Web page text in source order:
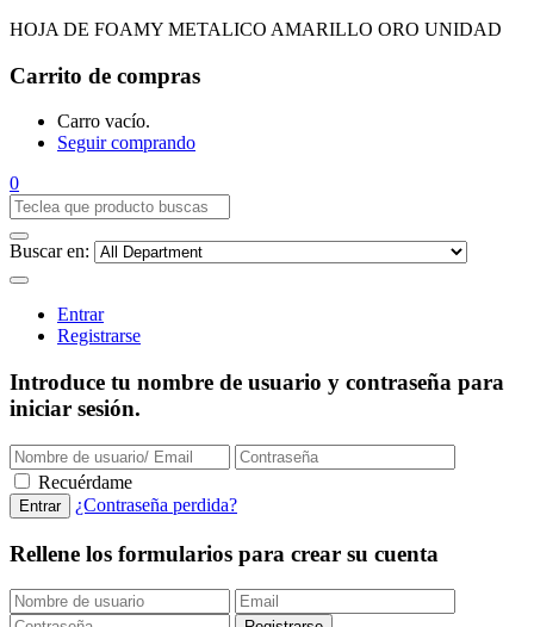
HOJA DE FOAMY METALICO AMARILLO ORO UNIDAD
Carrito de compras
Carro vacío.
Seguir comprando
0
Buscar en:
Entrar
Registrarse
Introduce tu nombre de usuario y contraseña para
iniciar sesión.
Recuérdame
¿Contraseña perdida?
Rellene los formularios para crear su cuenta